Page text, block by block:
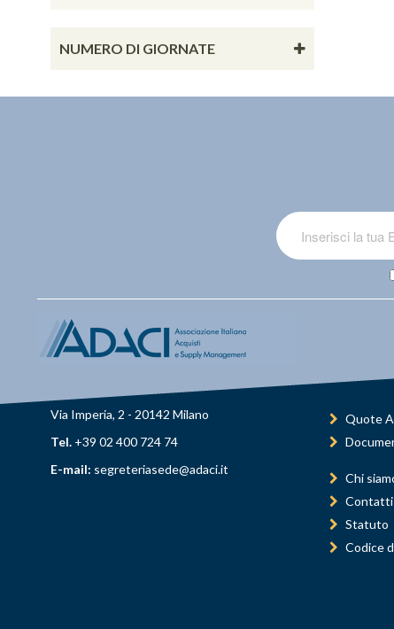
NUMERO DI GIORNATE
Via Imperia, 2 - 20142 Milano
Tel. +39 02 400 724 74
E-mail: segreteriasede@adaci.it
Quote
Chi
Contatti
Statuto
Codice